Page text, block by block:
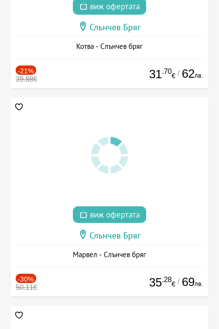
виж офертата
Слънчев Бряг
Котва - Слънчев бряг
-21%
39.88€ 31.70
€ / 62лв.
виж офертата
Слънчев Бряг
Марвел - Слънчев бряг
-30%
50.11€ 35.28
€ / 69лв.